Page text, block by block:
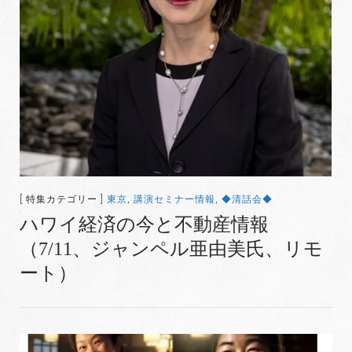
[ 特集カテゴリー ] 東京, 講演セミナー情報 , ◆清話会◆
ハワイ経済の今と不動産情報
（7/11、ジャンペル亜由美氏、リモ
ート）